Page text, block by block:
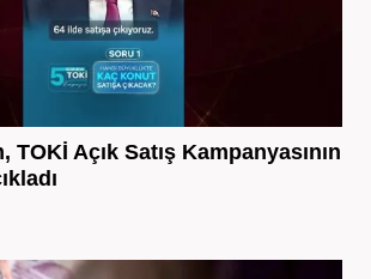
TOKİ Açık Satış Kampanyasının